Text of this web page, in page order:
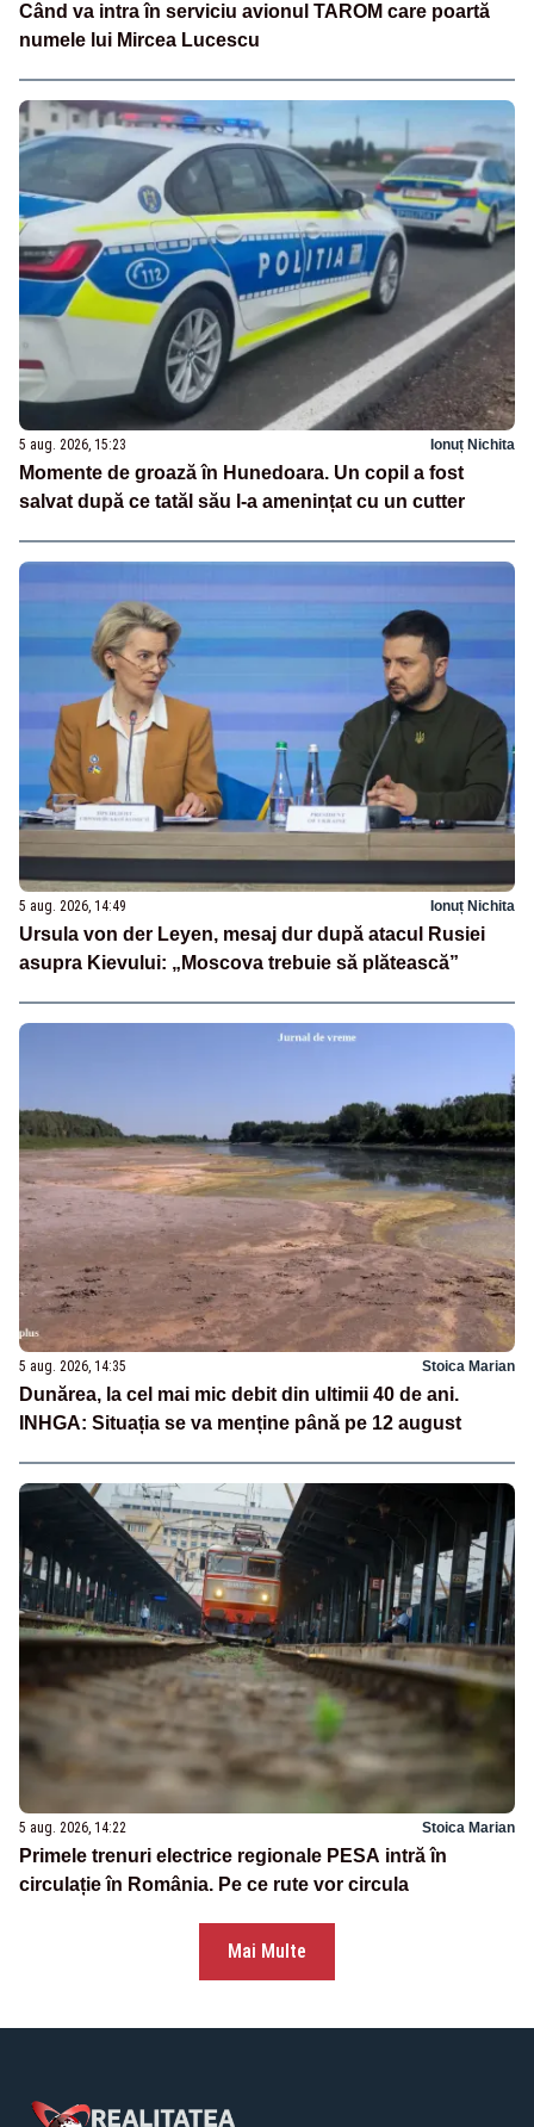
Când va intra în serviciu avionul TAROM care poartă
numele lui Mircea Lucescu
5 aug. 2026, 15:23 Ionuț Nichita
Momente de groază în Hunedoara. Un copil a fost
salvat după ce tatăl său l-a amenințat cu un cutter
5 aug. 2026, 14:49 Ionuț Nichita
Ursula von der Leyen, mesaj dur după atacul Rusiei
asupra Kievului: „Moscova trebuie să plătească”
5 aug. 2026, 14:35 Stoica Marian
Dunărea, la cel mai mic debit din ultimii 40 de ani.
INHGA: Situația se va menține până pe 12 august
5 aug. 2026, 14:22 Stoica Marian
Primele trenuri electrice regionale PESA intră în
circulație în România. Pe ce rute vor circula
Mai Multe